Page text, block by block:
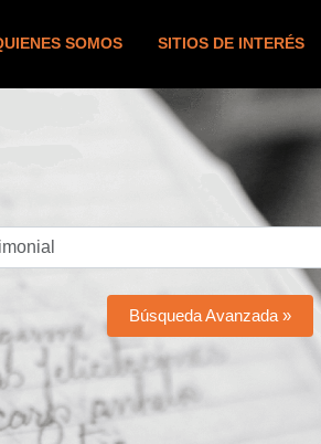
SOMOS SITIOS DE INTERÉS
Búsqueda Avanzada »